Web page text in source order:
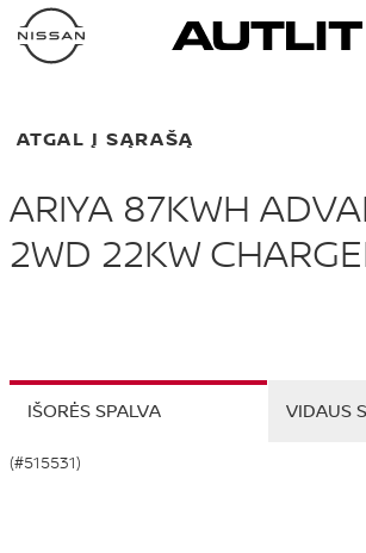
ATGAL Į SĄRAŠĄ
ARIYA 87KWH
2WD 22KW
(#515531)
IŠORĖS SPALVA VIDAUS